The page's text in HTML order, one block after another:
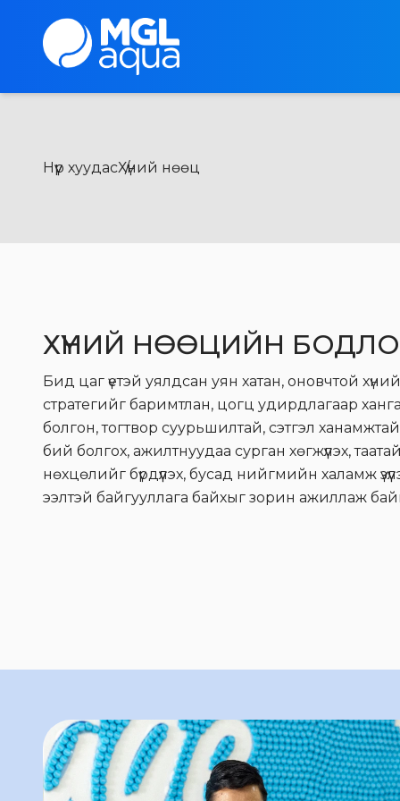
Нүүр хуудасХүний нөөц
ХҮНИЙ НӨӨЦИЙН
Бид цаг үетэй уялдсан уян хатан, оновчтой
стратегийг баримтлан, цогц удирдлагаар
болгон, тогтвор суурьшилтай, сэтгэл
бий болгох, ажилтнуудаа сурган хөгжүүлэх,
нөхцөлийг бүрдүүлэх, бусад нийгмийн халамж
ээлтэй байгууллага байхыг